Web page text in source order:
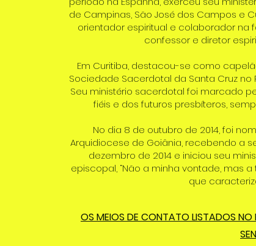
de Campinas, São José dos Campos e
orientador espiritual e colaborador na
confessor e diretor
Em Curitiba, destacou-se como
Sociedade Sacerdotal da Santa Cruz no
Seu ministério sacerdotal foi marcado
fiéis e dos futuros presbíteros,
No dia 8 de outubro de 2014, foi
Arquidiocese de Goiânia, recebendo a
dezembro de 2014 e iniciou seu
episcopal, “Não a minha vontade, mas
que
OS MEIOS DE CONTATO LISTADOS